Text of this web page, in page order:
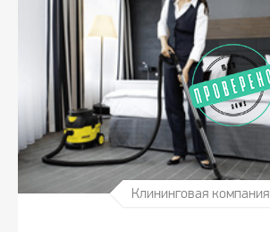
Клининговая компания